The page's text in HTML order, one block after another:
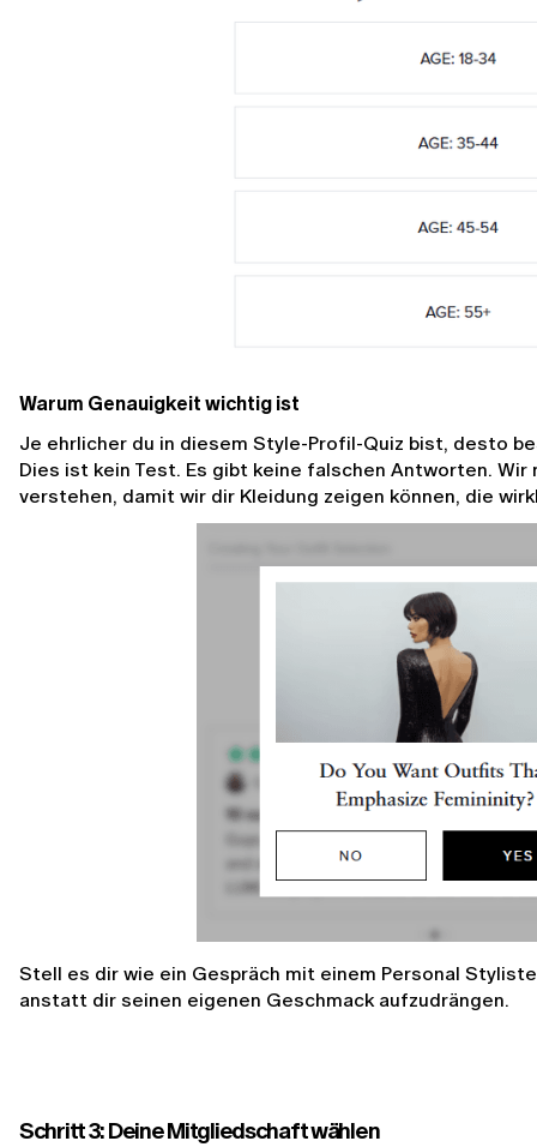
Warum Genauigkeit wichtig ist
Je ehrlicher du in diesem Style-Profil-Quiz bist, desto
Dies ist kein Test. Es gibt keine falschen Antworten.
verstehen, damit wir dir Kleidung zeigen können, die
Stell es dir wie ein Gespräch mit einem Personal
anstatt dir seinen eigenen Geschmack aufzudrängen.
Schritt 3: Deine Mitgliedschaft wählen